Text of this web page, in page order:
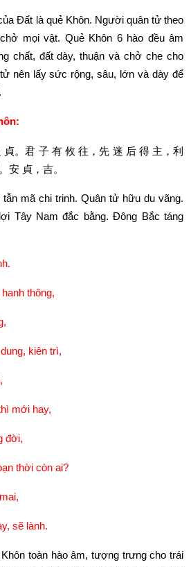
Đất là quẻ Khôn. Người quân tử theo
mọi vật. Quẻ Khôn 6 hào đều âm
chất, đất dày, thuận và chở che cho
nên lấy sức rộng, sâu, lớn và dày để
貞。君 子 有 攸 往，先 迷 后 得 主，利
安 貞，吉。
tẫn mã chi trinh. Quân tử hữu du vãng.
Tây Nam đắc bằng. Đông Bắc táng
thông,
kiên trì,
mới hay,
đời,
thời còn ai?
sẽ lành.
toàn hào âm, tượng trưng cho trái